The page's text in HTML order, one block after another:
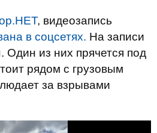
, видеозапись
в соцсетях. На записи
из них прячется под
рядом с грузовым
за взрывами